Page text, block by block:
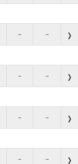
– –
– –
– –
– –